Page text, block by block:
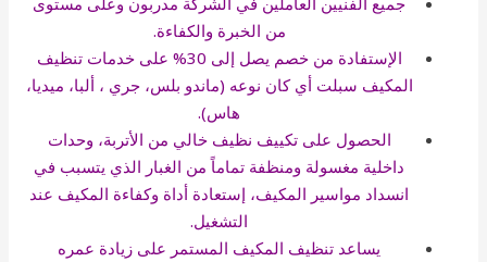
من الخبرة والكفاءة.
الإستفادة من خصم يصل إلى 30% على خدمات تنظيف
المكيف سبلت أي كان نوعه (ماندو بلس، جري ، ألبا، ميديا،
هاس).
الحصول على تكييف نظيف خالي من الأتربة، وحدات
داخلية مغسولة ومنظفة تماماً من الغبار الذي يتسبب في
انسداد مواسير المكيف، إستعادة أداة وكفاءة المكيف عند
التشغيل.
يساعد تنظيف المكيف المستمر على زيادة عمره